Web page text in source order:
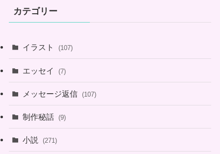
カテゴリー
イラスト (107)
エッセイ (7)
メッセージ返信 (107)
制作秘話 (9)
小説 (271)